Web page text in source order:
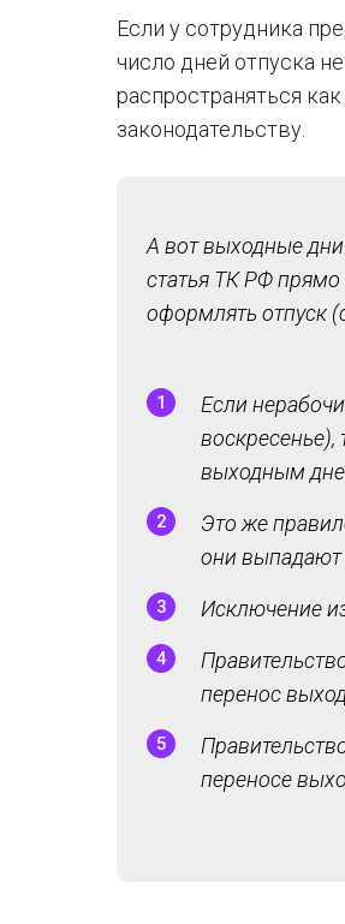
Если у сотрудника
число дней отпуска
распространяться
законодательству.
А вот выходные дни
статья ТК РФ прямо
оформлять отпуск
Если
воскресенье),
выходным
Это же
они выпадают
Исключение
перенос
переносе